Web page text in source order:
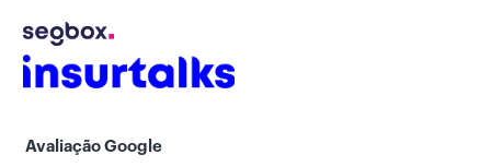
Avaliação Google